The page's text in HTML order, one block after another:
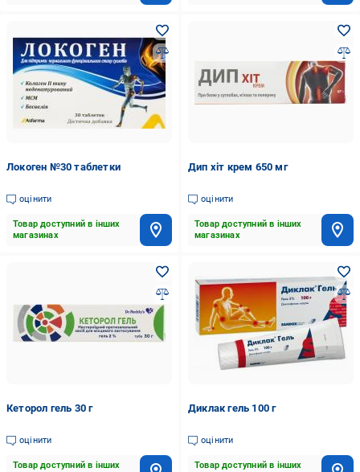
Локоген №30 таблетки
оцінити
Товар доступний в інших
магазинах
Дип хіт крем 650 мг
оцінити
Товар доступний в інших
магазинах
Кеторол гель 30 г
оцінити
Товар доступний в інших
Диклак гель 100 г
оцінити
Товар доступний в інших